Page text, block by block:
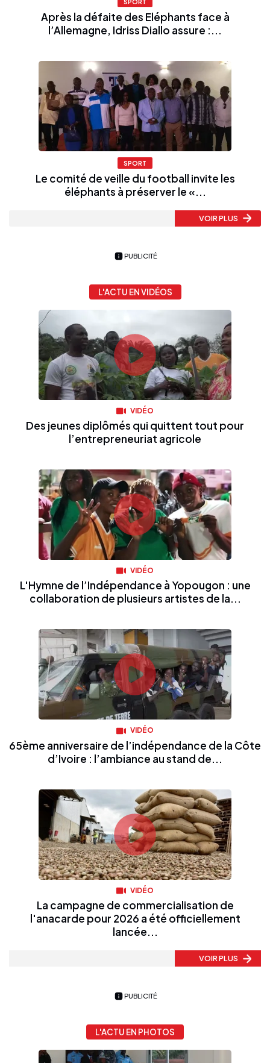
Après la défaite des Eléphants face à
l’Allemagne, Idriss Diallo assure :...
SPORT
Le comité de veille du football invite les
éléphants à préserver le «...
VOIR PLUS
PUBLICITÉ
L'ACTU EN VIDÉOS
VIDÉO
Des jeunes diplômés qui quittent tout pour
l’entrepreneuriat agricole
VIDÉO
L'Hymne de l’Indépendance à Yopougon : une
collaboration de plusieurs artistes de la...
VIDÉO
65ème anniversaire de l’indépendance de la Côte
d’Ivoire : l’ambiance au stand de...
VIDÉO
La campagne de commercialisation de
l'anacarde pour 2026 a été officiellement
lancée...
VOIR PLUS
PUBLICITÉ
L'ACTU EN PHOTOS